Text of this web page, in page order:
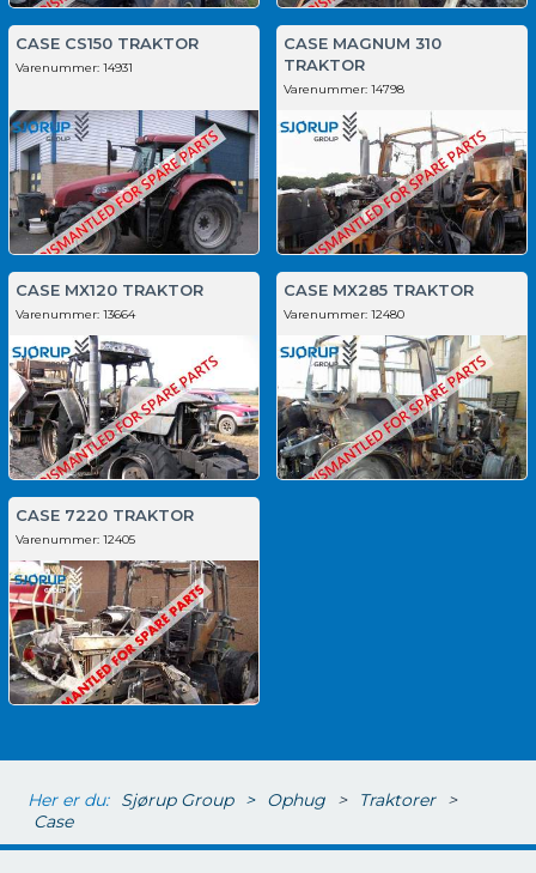
CASE CS150 TRAKTOR
Varenummer: 14931
CASE MAGNUM 310
TRAKTOR
Varenummer: 14798
CASE MX120 TRAKTOR
Varenummer: 13664
CASE MX285 TRAKTOR
Varenummer: 12480
CASE 7220 TRAKTOR
Varenummer: 12405
Her er du: Sjørup Group > Ophug > Traktorer >
Case